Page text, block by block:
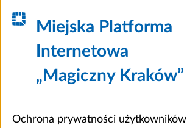
Miejska Platforma
Internetowa
„Magiczny Kraków”
Ochrona prywatności użytkowników